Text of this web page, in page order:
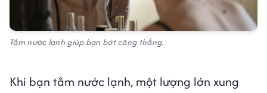
Tắm nước lạnh giúp bạn bớt căng thẳng.
Khi bạn tắm nước lạnh, một lượng lớn xung